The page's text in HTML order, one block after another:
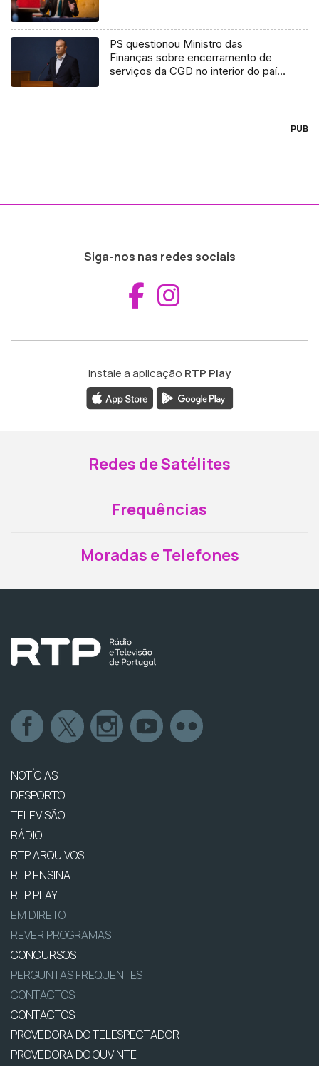
PS questionou Ministro das
Finanças sobre encerramento de
serviços da CGD no interior do país
PUB
Siga-nos nas redes sociais
Aceder ao
Instale a aplicação RTP Play
Redes de Satélites
Frequências
Moradas e Telefones
NOTÍCIAS
DESPORTO
TELEVISÃO
RÁDIO
RTP ARQUIVOS
RTP ENSINA
RTP PLAY
EM DIRETO
REVER PROGRAMAS
CONCURSOS
PERGUNTAS FREQUENTES
CONTACTOS
CONTACTOS
PROVEDORA DO TELESPECTADOR
PROVEDORA DO OUVINTE